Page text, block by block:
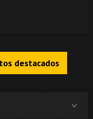
destacados